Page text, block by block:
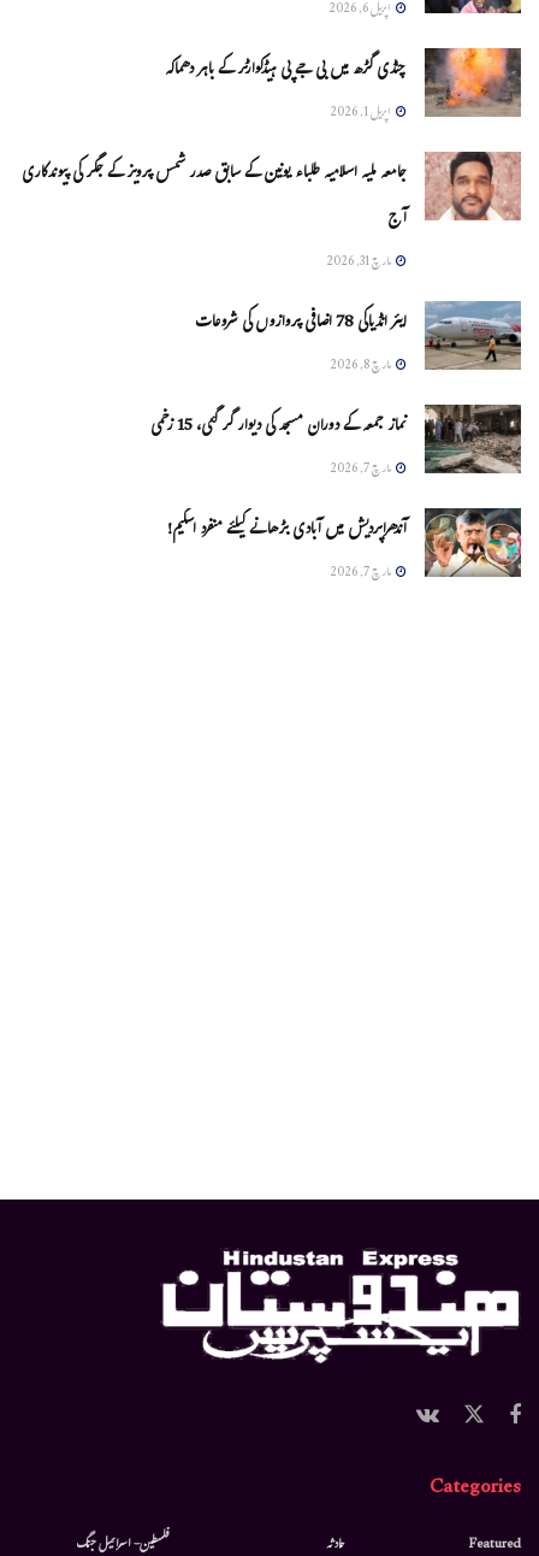
اپریل 6, 2026
چنڈی گڑھ میں بی جے پی ہیڈکوارٹر کے باہر دھماکہ
اپریل 1, 2026
جامعہ ملیہ اسلامیہ طلباء یونین کے سابق صدر شمس پرویز کے جگر کی پیوندکاری
آج
مارچ 31, 2026
ایئر انڈیاکی 78 اضافی پروازوں کی شروعات
مارچ 8, 2026
نماز جمعہ کے دوران مسجد کی دیوار گر گئی، 15 زخمی
مارچ 7, 2026
آندھراپردیش میں آبادی بڑھانے کیلئے منفرد اسکیم!
مارچ 7, 2026
Categories
Featured
حادثہ
فلسطین- اسرائیل جنگ